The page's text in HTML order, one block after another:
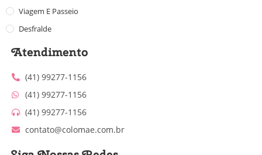
Viagem E Passeio
Desfralde
Atendimento
(41) 99277-1156
(41) 99277-1156
(41) 99277-1156
contato@colomae.com.br